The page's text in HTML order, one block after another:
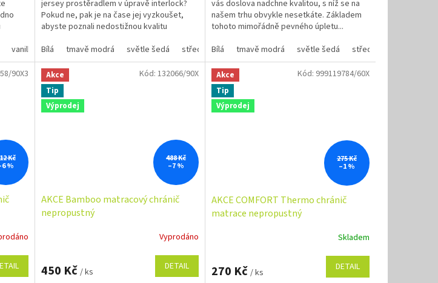
vanilkově žlutá petrolejová středně šedá světle béžová antracit pudrově růžová medově žlutá
jersey prostěradlem v úpravě interlock?
Pokud ne, pak je na čase jej vyzkoušet,
abyste poznali nedostižnou kvalitu
Bílá
tmavě modrá světle šedá středně šedá světle béžová antracit pudrově růžová
vás doslova nadchne kvalitou, s níž se na
našem trhu obvykle nesetkáte. Základem
tohoto mimořádně pevného úpletu...
Bílá
tmavě modrá světle šedá středně šedá
Kč
%
90X3
Akce
Tip
Výprodej
488 Kč
–7 %
AKCE Bamboo matracový chránič
nepropustný
Vyprodáno
450 Kč / ks DETAIL
Kód: 132066/90X
Akce
Tip
Výprodej
275 Kč
–1 %
AKCE COMFORT Thermo chránič
matrace nepropustný
Skladem
270 Kč / ks DETAIL
Kód: 999119784/60X